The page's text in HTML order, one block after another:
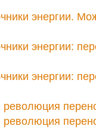
энергии.
энергии:
энергии: